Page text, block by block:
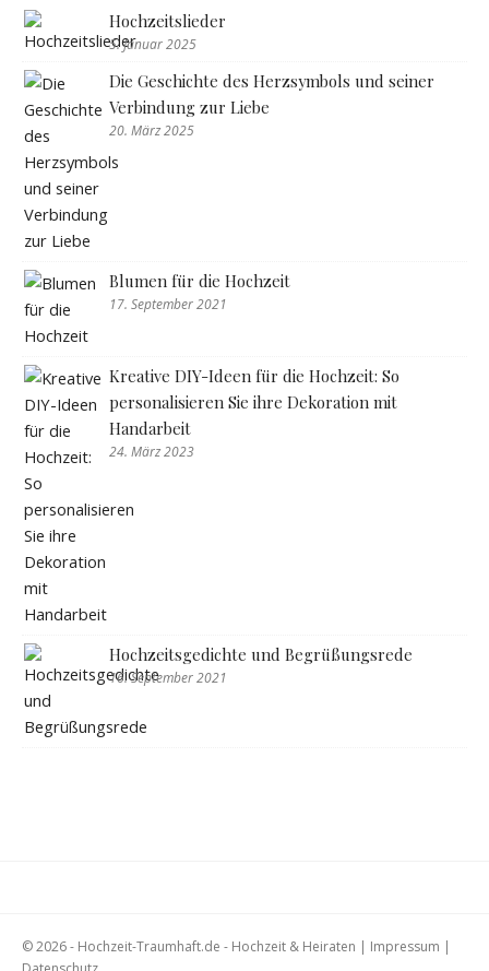
Hochzeitslieder
5. Januar 2025
Die Geschichte des Herzsymbols und seiner
Verbindung zur Liebe
20. März 2025
Blumen für die Hochzeit
17. September 2021
Kreative DIY-Ideen für die Hochzeit: So
personalisieren Sie ihre Dekoration mit
Handarbeit
24. März 2023
Hochzeitsgedichte und Begrüßungsrede
16. September 2021
© 2026 - Hochzeit-Traumhaft.de - Hochzeit & Heiraten | Impressum |